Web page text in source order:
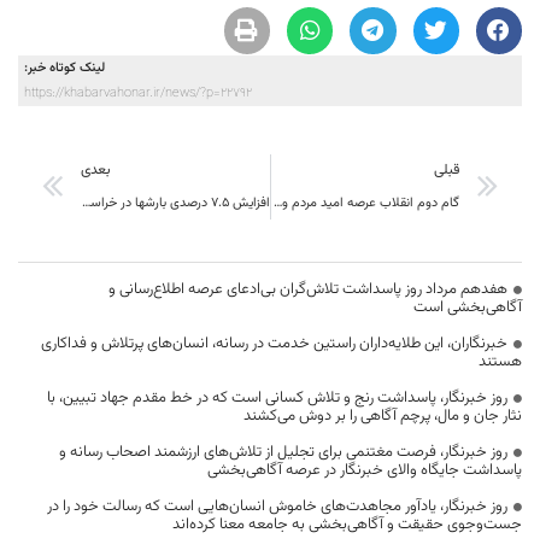
لینک کوتاه خبر:
https://khabarvahonar.ir/news/?p=22792
قبلی
گام دوم انقلاب عرصه امید مردم و ناامیدی استکبار
بعدی
افزایش 7.5 درصدی بارشها در خراسان جنوبی/نهبندان کم باران ترین شهرستان استان
هفدهم مرداد روز پاسداشت تلاش‌گران بی‌ادعای عرصه اطلاع‌رسانی و
آگاهی‌بخشی است
خبرنگاران، این طلایه‌داران راستین خدمت در رسانه، انسان‌های پرتلاش و فداکاری
هستند
روز خبرنگار، پاسداشت رنج و تلاش کسانی است که در خط مقدم جهاد تبیین، با
نثار جان و مال، پرچم آگاهی را بر دوش می‌کشند
روز خبرنگار، فرصت مغتنمی برای تجلیل از تلاش‌های ارزشمند اصحاب رسانه و
پاسداشت جایگاه والای خبرنگار در عرصه آگاهی‌بخشی
روز خبرنگار، یادآور مجاهدت‌های خاموش انسان‌هایی است که رسالت خود را در
جست‌وجوی حقیقت و آگاهی‌بخشی به جامعه معنا کرده‌اند